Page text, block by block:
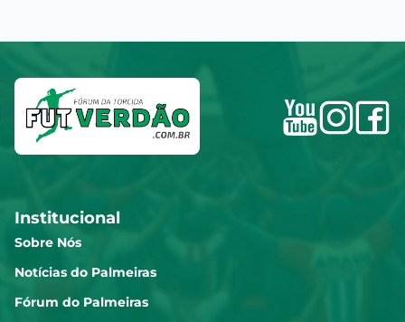
Institucional
Sobre Nós
Notícias do Palmeiras
Fórum do Palmeiras